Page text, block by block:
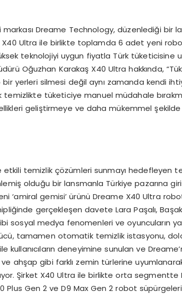
markası Dreame Technology, düzenlediği bir
Ultra ile birlikte toplamda 6 adet yeni
teknolojiyi uygun fiyatla Türk
Oğuzhan Karakaş X40 Ultra hakkında,
bir yerleri silmesi değil aynı zamanda kendi
temizlikte tüketiciye manuel müdahale
geliştirmeye ve daha mükemmel
etkili temizlik çözümleri sunmayı hedefleyen
olduğu bir lansmanla Türkiye pazarına
‘amiral gemisi’ ürünü Dreame X40 Ultra
gerçekleşen davete Lara Paşalı,
sosyal medya fenomenleri ve oyuncuların
tamamen otomatik temizlik istasyonu,
deneyimine sunulan ve
ve ahşap gibi farklı zemin türlerine
Şirket X40 Ultra ile birlikte orta segmentte
Plus Gen 2 ve D9 Max Gen 2 robot